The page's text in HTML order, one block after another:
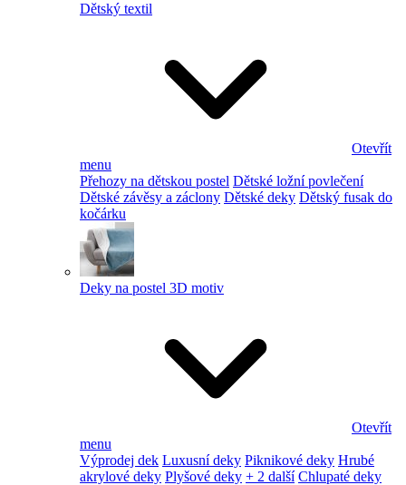
Dětský textil
Otevřít
menu
Přehozy na dětskou postel Dětské ložní povlečení
Dětské závěsy a záclony Dětské deky Dětský fusak do
kočárku
Deky na postel 3D motiv
Otevřít
menu
Výprodej dek Luxusní deky Piknikové deky Hrubé
akrylové deky Plyšové deky + 2 další Chlupaté deky